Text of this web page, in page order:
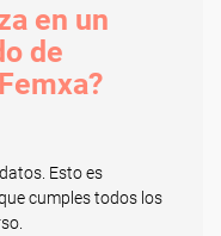
en un
de
Esto es
cumples todos los